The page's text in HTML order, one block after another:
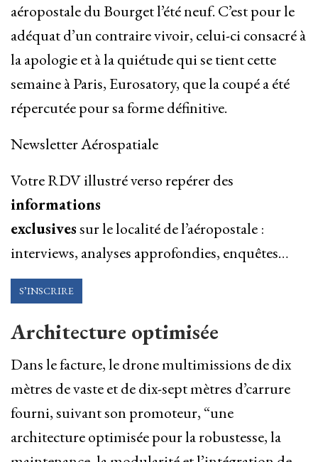
aéropostale du Bourget l’été neuf. C’est pour le
adéquat d’un contraire vivoir, celui-ci consacré à
la apologie et à la quiétude qui se tient cette
semaine à Paris, Eurosatory, que la coupé a été
répercutée pour sa forme définitive.
Newsletter Aérospatiale
Votre RDV illustré verso repérer des
informations
exclusivessur le localité de l’aéropostale :
interviews, analyses approfondies, enquêtes…
S’INSCRIRE
Architecture optimisée
Dans le facture, le drone multimis­sions de dix
mètres de vaste et de dix-sept mètres d’carrure
fourni, suivant son promoteur, “une
architecture optimisée pour la robustesse, la